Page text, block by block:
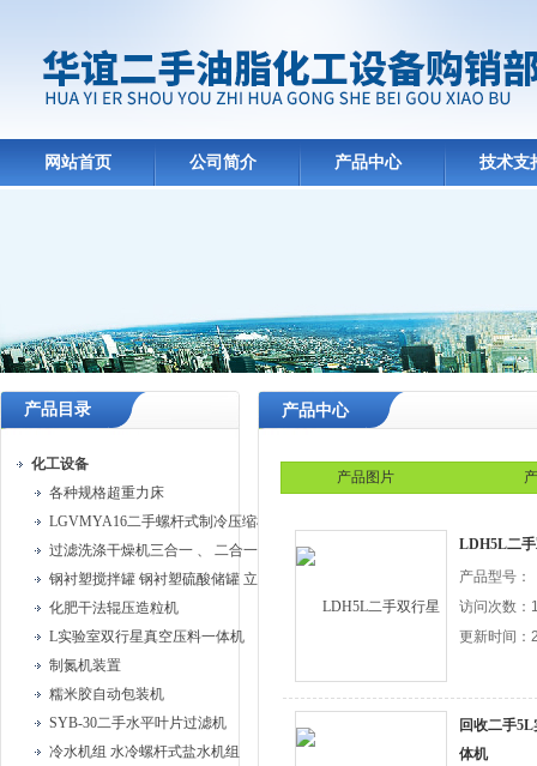
网站首页 公司简介 产品中心 技术支
产品目录
化工设备
各种规格超重力床
LGVMYA16二手螺杆式制冷压缩机组
过滤洗涤干燥机三合一 、 二合一过滤洗涤机
钢衬塑搅拌罐 钢衬塑硫酸储罐 立式钢衬塑储罐
化肥干法辊压造粒机
L实验室双行星真空压料一体机
制氮机装置
糯米胶自动包装机
SYB-30二手水平叶片过滤机
冷水机组 水冷螺杆式盐水机组
产品中心
产品图片
LDH5L二
产品型号：
访问次数：
更新时间：
回收二手
体机